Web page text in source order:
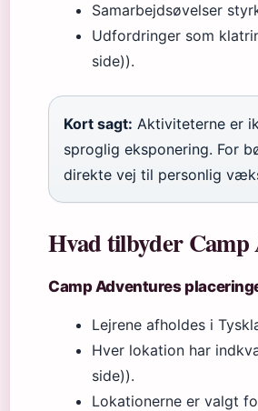
Samarbejdsøvelser
Udfordringer som
side)).
Kort sagt: Aktiviteterne er
sproglig eksponering. For
direkte vej til personlig
Hvad tilbyder Camp
Camp Adventures
Lejrene afholdes i
Hver lokation har
side)).
Lokationerne er valgt